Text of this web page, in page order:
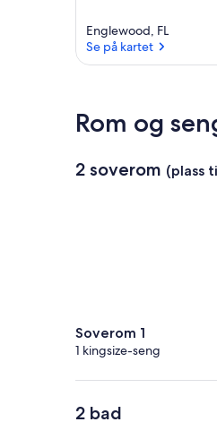
Englewood, FL
Se på kartet
Rom og
2 soverom (plass
Soverom 1
1 kingsize-seng
2 bad